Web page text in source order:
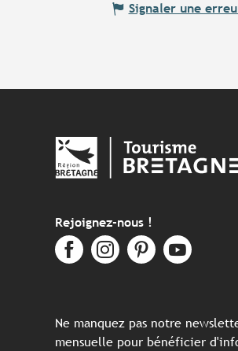
Signaler une
Rejoignez-nous !
Ne manquez pas notre
mensuelle pour bénéficier